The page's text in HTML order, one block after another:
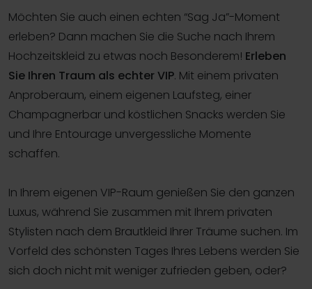
Möchten Sie auch einen echten “Sag Ja”-Moment
erleben? Dann machen Sie die Suche nach Ihrem
Hochzeitskleid zu etwas noch Besonderem! Erleben
Sie Ihren Traum als echter VIP. Mit einem privaten
Anproberaum, einem eigenen Laufsteg, einer
Champagnerbar und köstlichen Snacks werden Sie
und Ihre Entourage unvergessliche Momente
schaffen.
In Ihrem eigenen VIP-Raum genießen Sie den ganzen
Luxus, während Sie zusammen mit Ihrem privaten
Stylisten nach dem Brautkleid Ihrer Träume suchen. Im
Vorfeld des schönsten Tages Ihres Lebens werden Sie
sich doch nicht mit weniger zufrieden geben, oder?